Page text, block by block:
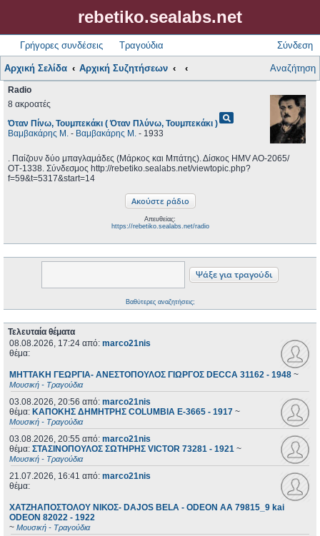
rebetiko.sealabs.net
Γρήγορες συνδέσεις Τραγούδια Σύνδεση
Αρχική Σελίδα Αρχική Συζητήσεων Αναζήτηση
Radio
8 ακροατές
Όταν Πίνω, Τουμπεκάκι ( Όταν Πλύνω, Τουμπεκάκι )pageview
Βαμβακάρης Μ. - Βαμβακάρης Μ. - 1933
. Παίζουν δύο μπαγλαμάδες (Μάρκος και Μπάτης). Δίσκος HMV AO-2065/
ΟΤ-1338. Σύνδεσμος http://rebetiko.sealabs.net/viewtopic.php?
f=59&t=5317&start=14
Απευθείας:
https://rebetiko.sealabs.net/radio
Βαθύτερες αναζητήσεις;
Τελευταία θέματα
08.08.2026, 17:24 από: marco21nis
θέμα:
ΜΗΤΤΑΚΗ ΓΕΩΡΓΙΑ- ΑΝΕΣΤΟΠΟΥΛΟΣ ΓΙΩΡΓΟΣ DECCA 31162 - 1948 ~
Μουσική - Τραγούδια
03.08.2026, 20:56 από: marco21nis
θέμα: ΚΑΠΟΚΗΣ ΔΗΜΗΤΡΗΣ COLUMBIA E-3665 - 1917 ~
Μουσική - Τραγούδια
03.08.2026, 20:55 από: marco21nis
θέμα: ΣΤΑΣΙΝΟΠΟΥΛΟΣ ΣΩΤΗΡΗΣ VICTOR 73281 - 1921 ~
Μουσική - Τραγούδια
21.07.2026, 16:41 από: marco21nis
θέμα:
ΧΑΤΖΗΑΠΟΣΤΟΛΟΥ ΝΙΚΟΣ- DAJOS BELA - ODEON AA 79815_9 kai
ODEON 82022 - 1922
~ Μουσική - Τραγούδια